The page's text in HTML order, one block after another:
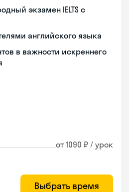
экзамен IELTS с
английского языка
в важности искреннего
от 1090 ₽ / урок
Выбрать время